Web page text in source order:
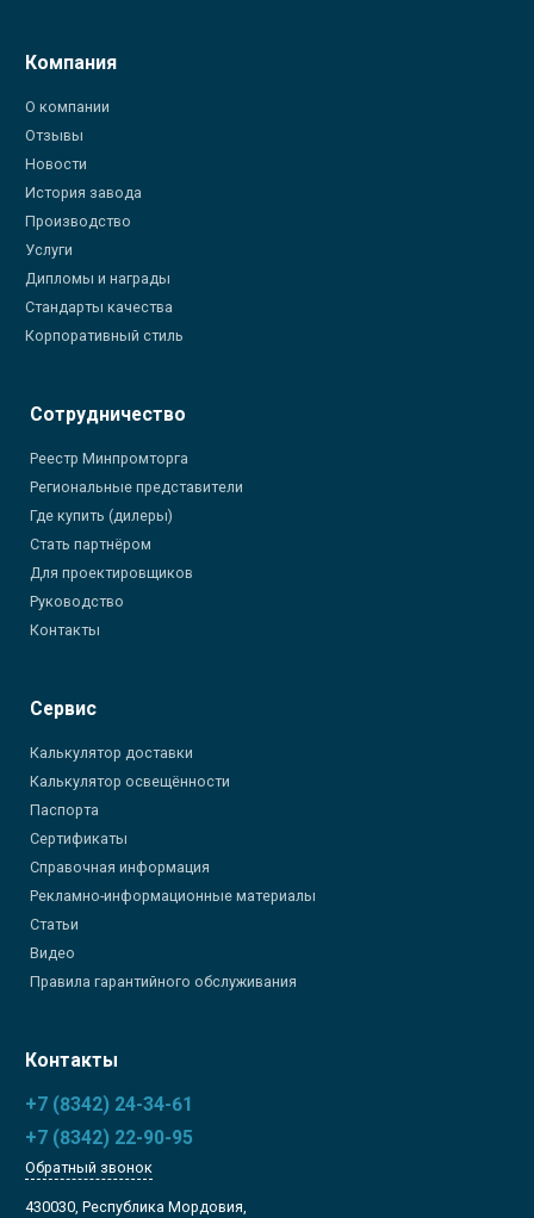
Компания
О компании
Отзывы
Новости
История завода
Производство
Услуги
Дипломы и награды
Стандарты качества
Корпоративный стиль
Сотрудничество
Реестр Минпромторга
Региональные представители
Где купить (дилеры)
Стать партнёром
Для проектировщиков
Руководство
Контакты
Сервис
Калькулятор доставки
Калькулятор освещённости
Паспорта
Сертификаты
Справочная информация
Рекламно-информационные материалы
Статьи
Видео
Правила гарантийного обслуживания
Контакты
+7 (8342) 24-34-61
+7 (8342) 22-90-95
Обратный звонок
430030, Республика Мордовия,